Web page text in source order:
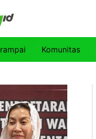
Komunitas